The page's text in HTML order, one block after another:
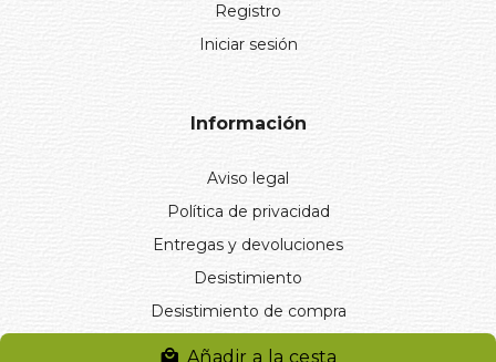
Añadir a la cesta
Registro
Iniciar sesión
Información
Aviso legal
Política de privacidad
Entregas y devoluciones
Desistimiento
Desistimiento de compra
Reclamaciones